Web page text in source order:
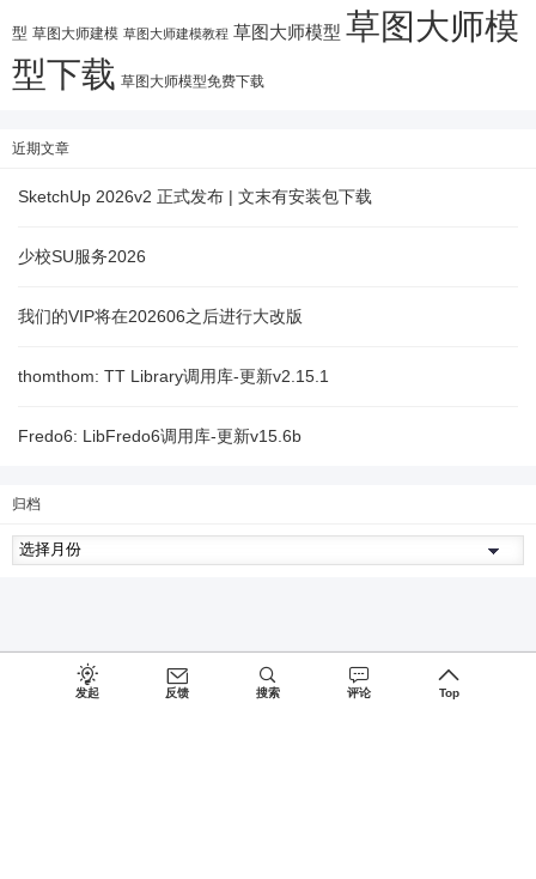
型 草图大师建模 草图大师建模教程 草图大师模型 草图大师模
型下载 草图大师模型免费下载
近期文章
SketchUp 2026v2 正式发布 | 文末有安装包下载
少校SU服务2026
我们的VIP将在202606之后进行大改版
thomthom: TT Library调用库-更新v2.15.1
Fredo6: LibFredo6调用库-更新v15.6b
归档
发起 反馈 搜索 评论 Top